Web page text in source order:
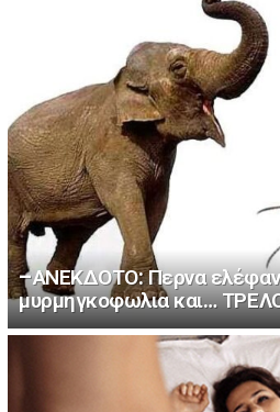
–ΑΝΕΚΔΟΤΟ: Περνα
μυρμηγκοφωλια και…